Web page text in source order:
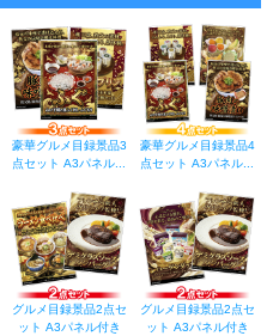
豪華グルメ目録景品3
点セット A3パネル...
豪華グルメ目録景品4
点セット A3パネル...
グルメ目録景品2点セ
ット A3パネル付き
グルメ目録景品2点セ
ット A3パネル付き